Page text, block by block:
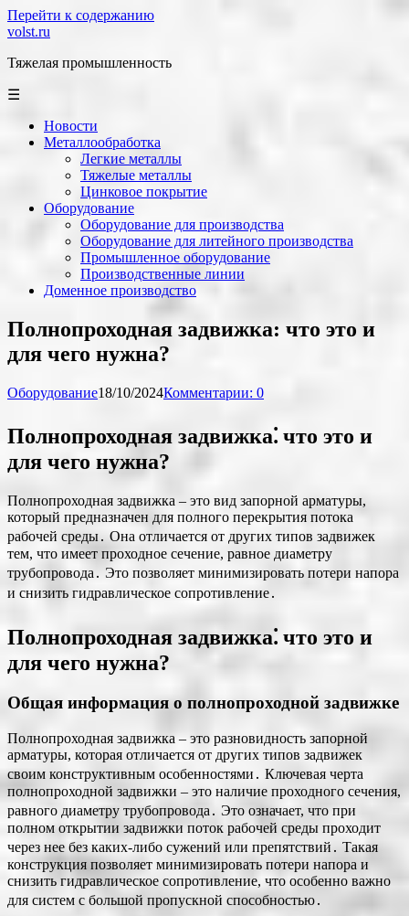
Перейти к содержанию
volst.ru
Тяжелая промышленность
☰
Новости
Металлообработка
Легкие металлы
Тяжелые металлы
Цинковое покрытие
Оборудование
Оборудование для производства
Оборудование для литейного производства
Промышленное оборудование
Производственные линии
Доменное производство
Полнопроходная задвижка: что это и
для чего нужна?
Оборудование18/10/2024Комментарии: 0
Полнопроходная задвижка⁚ что это и
для чего нужна?
Полнопроходная задвижка ‒ это вид запорной арматуры,
который предназначен для полного перекрытия потока
рабочей среды․ Она отличается от других типов задвижек
тем, что имеет проходное сечение, равное диаметру
трубопровода․ Это позволяет минимизировать потери напора
и снизить гидравлическое сопротивление․
Полнопроходная задвижка⁚ что это и
для чего нужна?
Общая информация о полнопроходной задвижке
Полнопроходная задвижка ‒ это разновидность запорной
арматуры, которая отличается от других типов задвижек
своим конструктивным особенностями․ Ключевая черта
полнопроходной задвижки ‒ это наличие проходного сечения,
равного диаметру трубопровода․ Это означает, что при
полном открытии задвижки поток рабочей среды проходит
через нее без каких-либо сужений или препятствий․ Такая
конструкция позволяет минимизировать потери напора и
снизить гидравлическое сопротивление, что особенно важно
для систем с большой пропускной способностью․